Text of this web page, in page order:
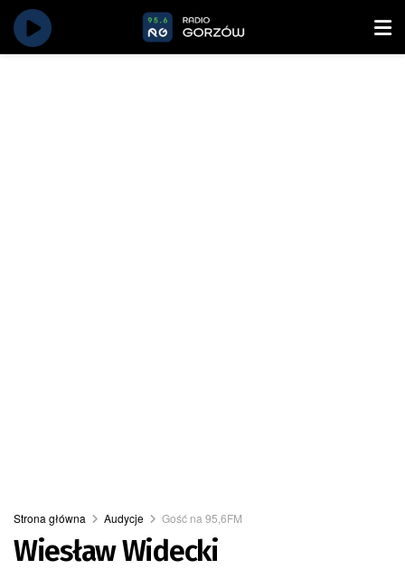
Strona główna Audycje Gość na 95,6FM
Wiesław Widecki